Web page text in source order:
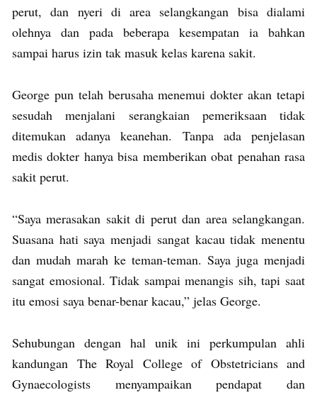
perut, dan nyeri di area selangkangan bisa dialami
olehnya dan pada beberapa kesempatan ia bahkan
sampai harus izin tak masuk kelas karena sakit.
George pun telah berusaha menemui dokter akan tetapi
sesudah menjalani serangkaian pemeriksaan tidak
ditemukan adanya keanehan. Tanpa ada penjelasan
medis dokter hanya bisa memberikan obat penahan rasa
sakit perut.
“Saya merasakan sakit di perut dan area selangkangan.
Suasana hati saya menjadi sangat kacau tidak menentu
dan mudah marah ke teman-teman. Saya juga menjadi
sangat emosional. Tidak sampai menangis sih, tapi saat
itu emosi saya benar-benar kacau,” jelas George.
Sehubungan dengan hal unik ini perkumpulan ahli
kandungan The Royal College of Obstetricians and
Gynaecologists menyampaikan pendapat dan